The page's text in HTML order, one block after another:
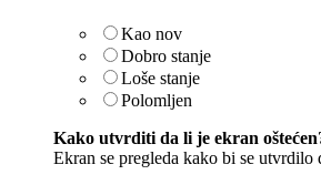
Kao nov
Dobro stanje
Loše stanje
Polomljen
Kako utvrditi da li je ekran
Ekran se pregleda kako bi se utvrdilo